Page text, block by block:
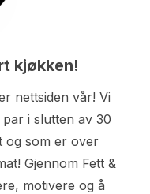
kjøkken!
nettsiden vår! Vi
i slutten av 30
og som er over
Gjennom Fett &
motivere og å